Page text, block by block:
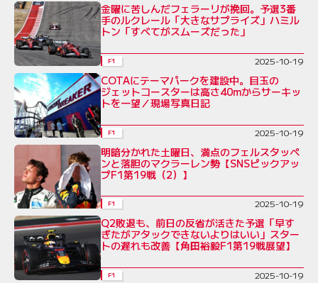
金曜に苦しんだフェラーリが挽回。予選3番
手のルクレール「大きなサプライズ」ハミル
トン「すべてがスムーズだった」
F1 2025-10-19
COTAにテーマパークを建設中。目玉の
ジェットコースターは高さ40mからサーキッ
トを一望／現場写真日記
F1 2025-10-19
明暗分かれた土曜日、満点のフェルスタッペ
ンと落胆のマクラーレン勢【SNSピックアッ
プF1第19戦（2）】
F1 2025-10-19
Q2敗退も、前日の反省が活きた予選「早す
ぎたがアタックできないよりはいい」スター
トの遅れも改善【角田裕毅F1第19戦展望】
F1 2025-10-19